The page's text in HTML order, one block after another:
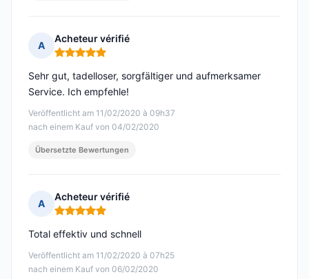
A
Acheteur vérifié
Hinweis: 5 von 5
Veröffentlicht am 11/02/2020 à 09h37
nach einem Kauf von 04/02/2020
Sehr gut, tadelloser, sorgfältiger und aufmerksamer
Service. Ich empfehle!
Übersetzte Bewertungen
A
Acheteur vérifié
Hinweis: 5 von 5
Veröffentlicht am 11/02/2020 à 07h25
nach einem Kauf von 06/02/2020
Total effektiv und schnell